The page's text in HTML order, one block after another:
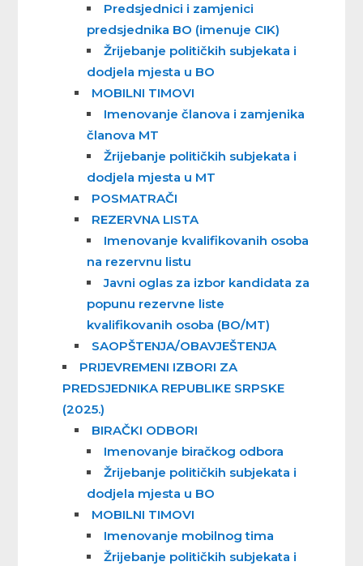
Predsjednici i zamjenici
predsjednika BO (imenuje CIK)
Žrijebanje političkih subjekata i
dodjela mjesta u BO
MOBILNI TIMOVI
Imenovanje članova i zamjenika
članova MT
Žrijebanje političkih subjekata i
dodjela mjesta u MT
POSMATRAČI
REZERVNA LISTA
Imenovanje kvalifikovanih osoba
na rezervnu listu
Javni oglas za izbor kandidata za
popunu rezervne liste
kvalifikovanih osoba (BO/MT)
SAOPŠTENJA/OBAVJEŠTENJA
PRIJEVREMENI IZBORI ZA
PREDSJEDNIKA REPUBLIKE SRPSKE
(2025.)
BIRAČKI ODBORI
Imenovanje biračkog odbora
Žrijebanje političkih subjekata i
dodjela mjesta u BO
MOBILNI TIMOVI
Imenovanje mobilnog tima
Žrijebanje političkih subjekata i